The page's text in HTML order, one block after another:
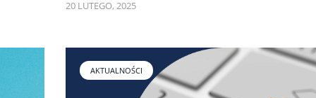
20 LUTEGO, 2025
AKTUALNOŚCI